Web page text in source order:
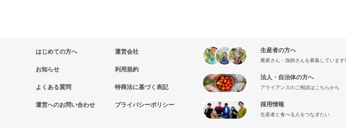
はじめての方へ
お知らせ
よくある質問
運営へのお問い合わせ
運営会社
利用規約
特商法に基づく表記
プライバシーポリシー
生産者の方へ
農家さん・漁師さんを募集しています!
法人・自治体の方へ
アライアンスのご相談はこちらから
採用情報
生産者と食べる人をつなぎたい